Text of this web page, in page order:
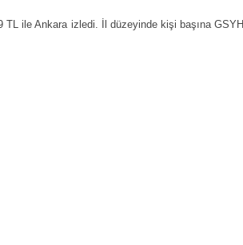
TL ile Ankara izledi. İl düzeyinde kişi başına GSYH